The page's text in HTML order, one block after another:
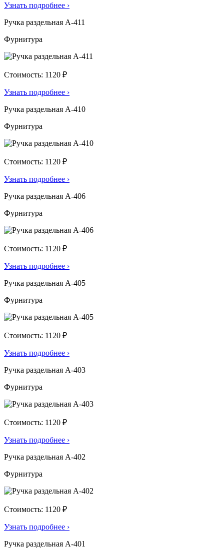
Узнать подробнее ›
Ручка раздельная А-411
Фурнитура
Стоимость: 1120 ₽
Узнать подробнее ›
Ручка раздельная А-410
Фурнитура
Стоимость: 1120 ₽
Узнать подробнее ›
Ручка раздельная А-406
Фурнитура
Стоимость: 1120 ₽
Узнать подробнее ›
Ручка раздельная А-405
Фурнитура
Стоимость: 1120 ₽
Узнать подробнее ›
Ручка раздельная А-403
Фурнитура
Стоимость: 1120 ₽
Узнать подробнее ›
Ручка раздельная А-402
Фурнитура
Стоимость: 1120 ₽
Узнать подробнее ›
Ручка раздельная А-401